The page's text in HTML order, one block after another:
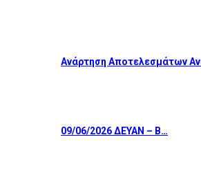
Ανάρτηση Αποτελεσμάτων
09/06/2026 ΔΕΥΑΝ – Β…